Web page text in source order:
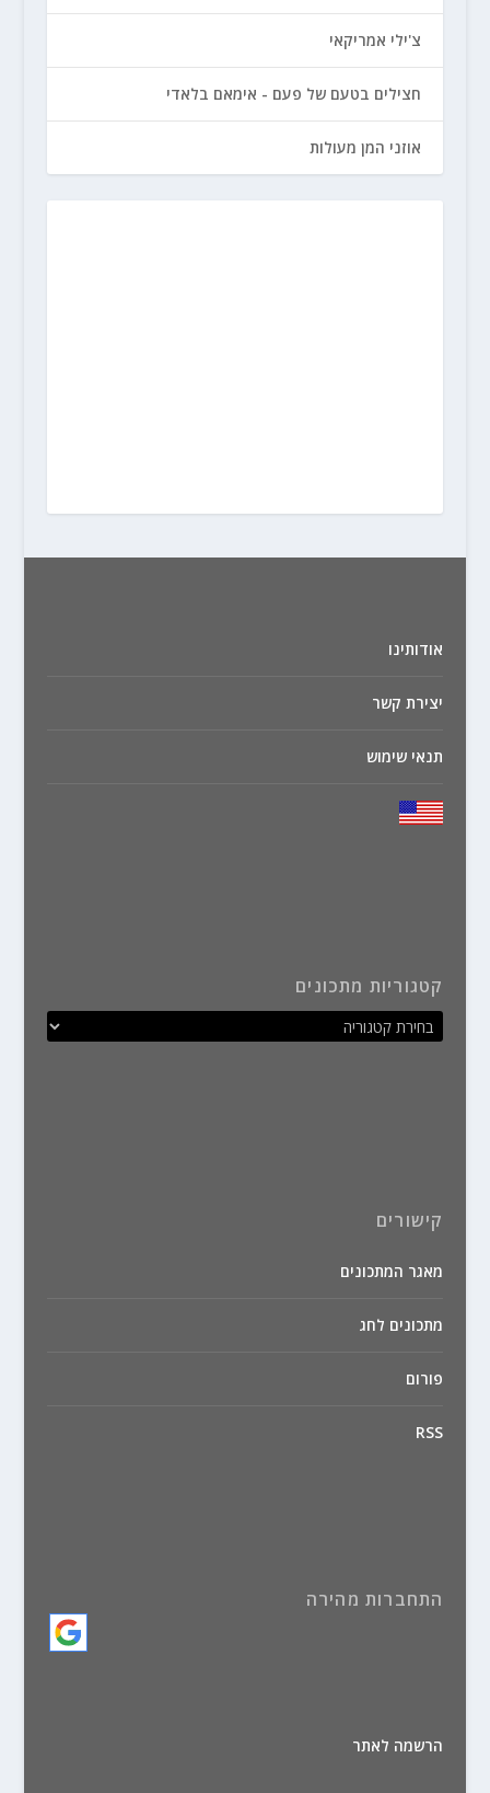
צ'ילי אמריקאי
חצילים בטעם של פעם - אימאם בלאדי
אוזני המן מעולות
אודותינו
יצירת קשר
תנאי שימוש
קטגוריות מתכונים
קישורים
מאגר המתכונים
מתכונים לחג
פורום
RSS
התחברות מהירה
הרשמה לאתר